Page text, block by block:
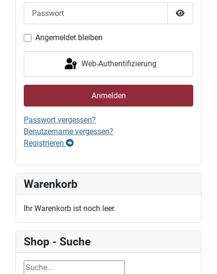
Passwort
Angemeldet bleiben
Web-Authentifizierung
Anmelden
Passwort vergessen?
Benutzername vergessen?
Registrieren
Warenkorb
Ihr Warenkorb ist noch leer.
Shop - Suche